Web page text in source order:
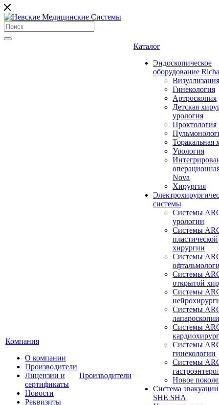
Компания
О компании
Производители
Лицензии и
сертификаты
Новости
Реквизиты
Производители
Каталог
Эндоскопическое
оборудование
Визуализация
Гинекология
Артроскопия
Детская
урология
Проктология
Торакальная
Урология
Nova
Хирургия
системы
Системы
урологии
Системы
пластической
хирургии
Системы
Системы
открытой
Системы
Системы
лапароскопии
Системы
Системы
гинекологии
Системы
Новое
Система
SHE SHA